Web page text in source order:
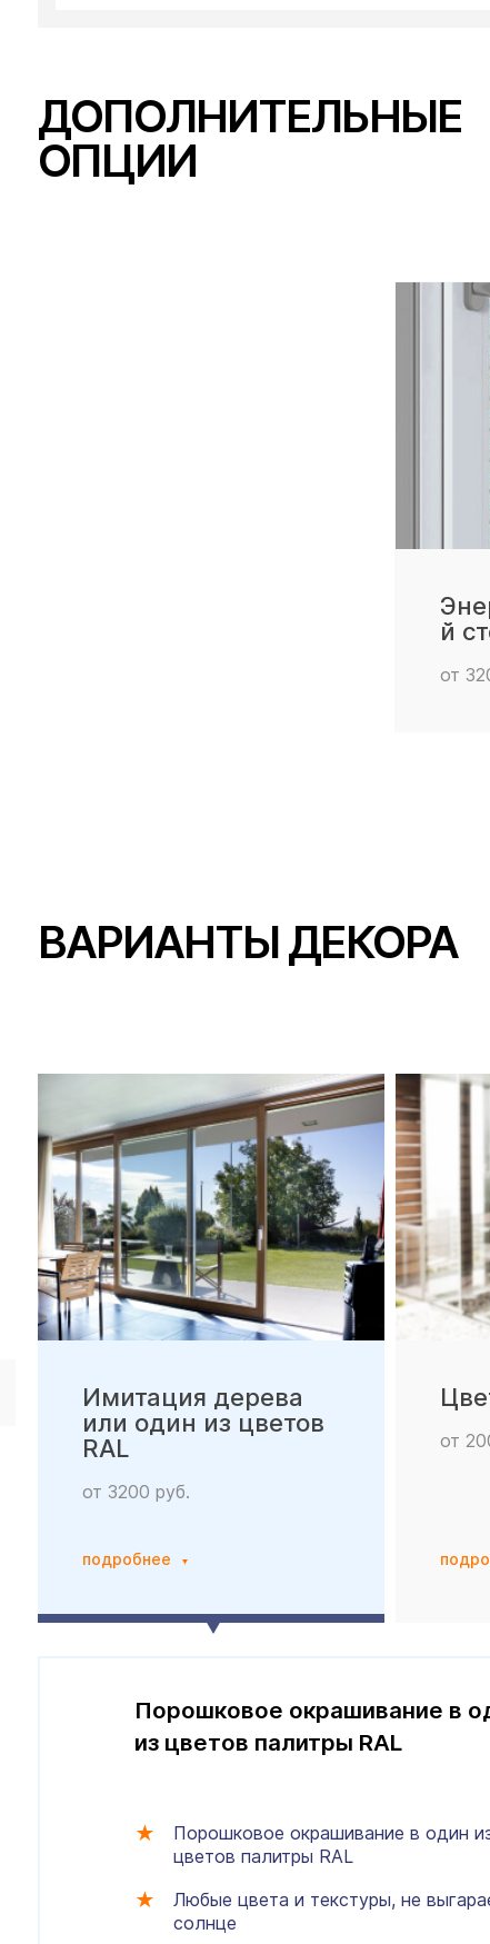
ДОПОЛНИТЕЛЬНЫЕ
ОПЦИИ
й
от
ВАРИАНТЫ ДЕКОРА
Имитация дерева
или один из цветов
RAL
от 3200 руб.
подробнее
от
Порошковое окрашивание в
из цветов палитры RAL
Порошковое окрашивание в один
цветов палитры RAL
Любые цвета и текстуры, не
солнце